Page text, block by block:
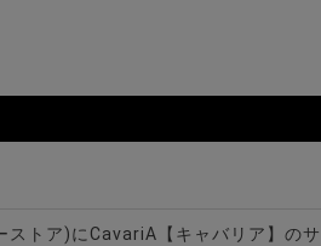
ストア)にCavariA【キャバリア】の